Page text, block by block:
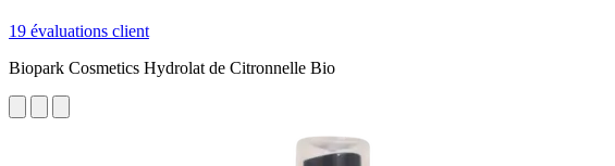
19 évaluations client
Biopark Cosmetics Hydrolat de Citronnelle Bio